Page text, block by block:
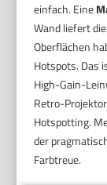
einfach. Eine
Wand liefert
Oberflächen
Hotspots. Das
High-Gain-
Retro-
Hotspotting.
der
Farbtreue.